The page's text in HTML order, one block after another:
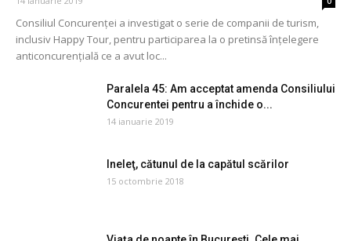
Consiliul Concurenței a investigat o serie de companii de turism,
inclusiv Happy Tour, pentru participarea la o pretinsă înțelegere
anticoncurențială ce a avut loc...
Paralela 45: Am acceptat amenda Consiliului
Concurentei pentru a închide o...
14 ianuarie 2019
Ineleţ, cătunul de la capătul scărilor
15 octombrie 2018